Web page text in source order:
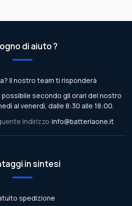
di aiuto ?
Il nostro team ti risponderà
possibile secondo gli orari del nostro
al venerdì, dalle 8:30 alle 18:00.
indirizzo:info@batteriaone.it
in sintesi
spedizione